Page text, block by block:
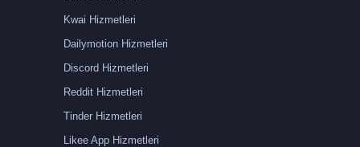
Kwai Hizmetleri
Dailymotion Hizmetleri
Discord Hizmetleri
Reddit Hizmetleri
Tinder Hizmetleri
Likee App Hizmetleri